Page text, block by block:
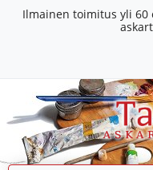
Ilmainen toimitus yli 60